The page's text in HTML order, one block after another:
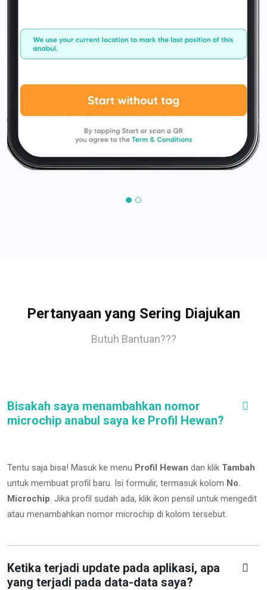
Pertanyaan yang Sering Diajukan
Butuh Bantuan???
Bisakah saya menambahkan nomor
microchip anabul saya ke Profil Hewan?
Tentu saja bisa! Masuk ke menu Profil Hewan dan klik Tambah
untuk membuat profil baru. Isi formulir, termasuk kolom No.
Microchip. Jika profil sudah ada, klik ikon pensil untuk mengedit
atau menambahkan nomor microchip di kolom tersebut.
Ketika terjadi update pada aplikasi, apa
yang terjadi pada data-data saya?